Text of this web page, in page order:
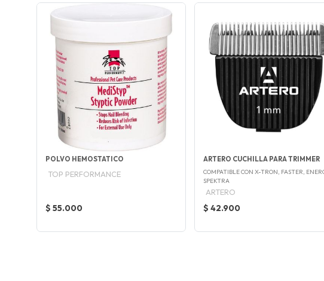
POLVO HEMOSTATICO
TOP PERFORMANCE
$ 55.000
ARTERO CUCHILLA PARA TRIMMER
COMPATIBLE CON X-TRON, FASTER,
SPEKTRA
ARTERO
$ 42.900